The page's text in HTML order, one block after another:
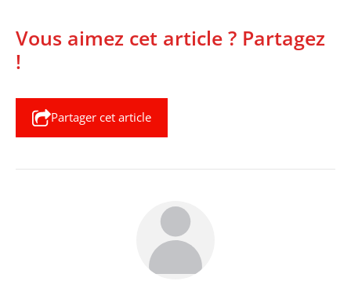
Vous aimez cet article ? Partagez
!
Partager cet article